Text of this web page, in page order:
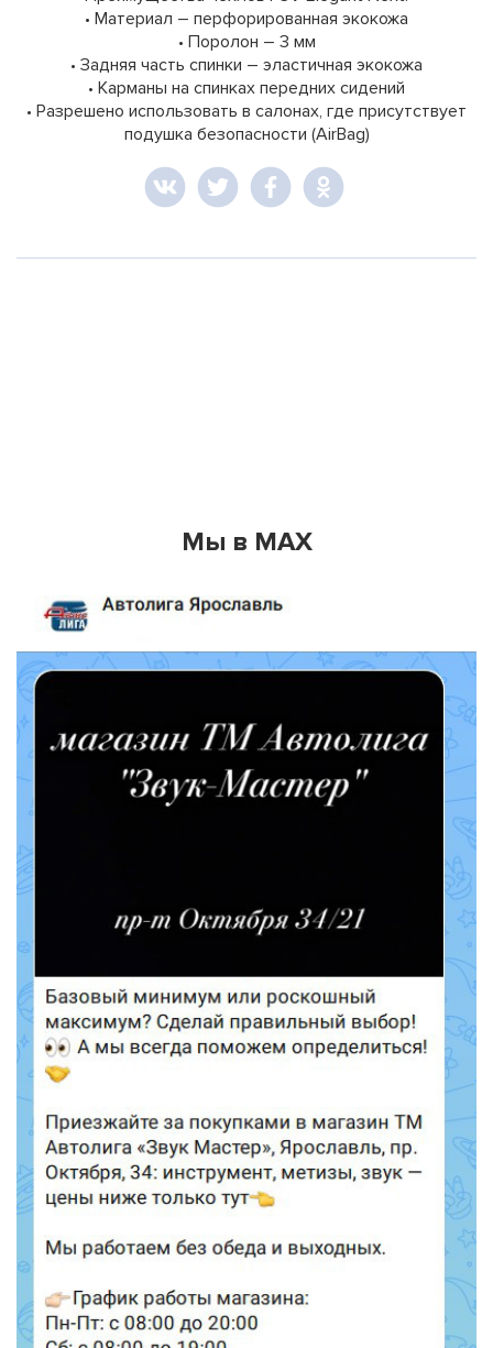
• Материал – перфорированная экокожа
• Поролон – 3 мм
• Задняя часть спинки – эластичная экокожа
• Карманы на спинках передних сидений
• Разрешено использовать в салонах, где присутствует
подушка безопасности (AirBag)
Мы в MAX